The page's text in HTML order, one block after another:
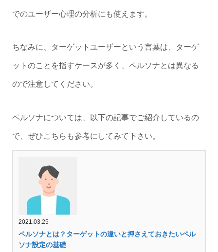
でのユーザー心理の分析にも使えます。
ちなみに、ターゲットユーザーという言葉は、ターゲ
ットのことを指すケースが多く、ペルソナとは異なる
ので注意してください。
ペルソナについては、以下の記事でご紹介しているの
で、ぜひこちらも参考にしてみて下さい。
2021.03.25
ペルソナとは？ターゲットの違いと押さえておきたいペル
ソナ設定の基礎